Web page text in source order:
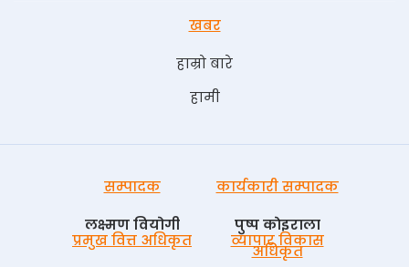
खबर
हाम्रो बारे
हामी
सम्पादक
लक्ष्मण वियोगी
कार्यकारी सम्पादक
पुष्प काेइराला
प्रमुख वित्त अधिकृत
व्यापार विकास
अधिकृत